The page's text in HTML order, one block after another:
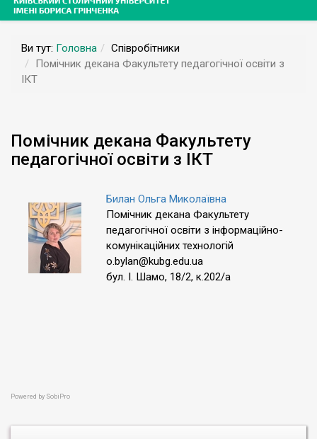
Ви тут: Головна
Співробітники
Помічник декана Факультету педагогічної освіти з
ІКТ
Помічник декана Факультету
педагогічної освіти з ІКТ
Билан Ольга Миколаївна
Помічник декана Факультету
педагогічної освіти з інформаційно-
комунікаційних технологій
o.bylan@kubg.edu.ua
бул. І. Шамо, 18/2, к.202/а
Powered by SobiPro